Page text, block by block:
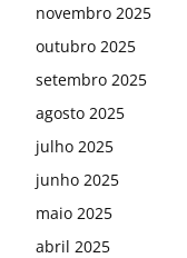
novembro 2025
outubro 2025
setembro 2025
agosto 2025
julho 2025
junho 2025
maio 2025
abril 2025